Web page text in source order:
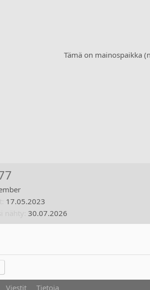
Tämä on mainospaikka
17.05.2023
30.07.2026
Viestit Tietoja